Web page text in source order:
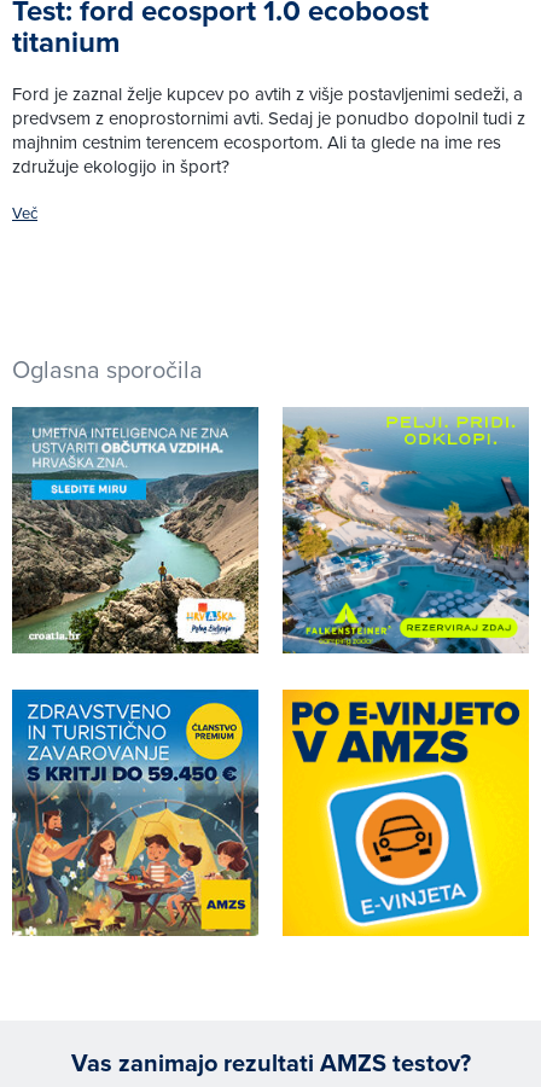
Test: ford ecosport 1.0 ecoboost
titanium
Ford je zaznal želje kupcev po avtih z višje postavljenimi sedeži, a
predvsem z enoprostornimi avti. Sedaj je ponudbo dopolnil tudi z
majhnim cestnim terencem ecosportom. Ali ta glede na ime res
združuje ekologijo in šport?
Več
Oglasna sporočila
Vas zanimajo rezultati AMZS testov?